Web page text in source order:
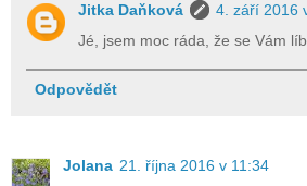
Jitka Daňková
4. září 2016
Jé, jsem moc ráda, že se Vám
Odpovědět
Jolana 21. října 2016 v 11:34